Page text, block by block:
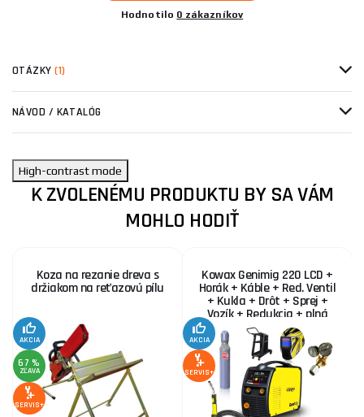
Hodnotilo 0 zákazníkov
OTÁZKY(1)
NÁVOD / KATALÓG
High-contrast mode
K ZVOLENÉMU PRODUKTU BY SA VÁM
MOHLO HODIŤ
Koza na rezanie dreva s
držiakom na reťazovú pílu
AKCIA
67 %
ZĽAVA
SERVIS+
Kowax Genimig 220 LCD +
Horák + Káble + Red. Ventil
+ Kukla + Drôt + Sprej +
Vozík + Redukcia + plná
Fľaša Co2
AKCIA
SERVIS+